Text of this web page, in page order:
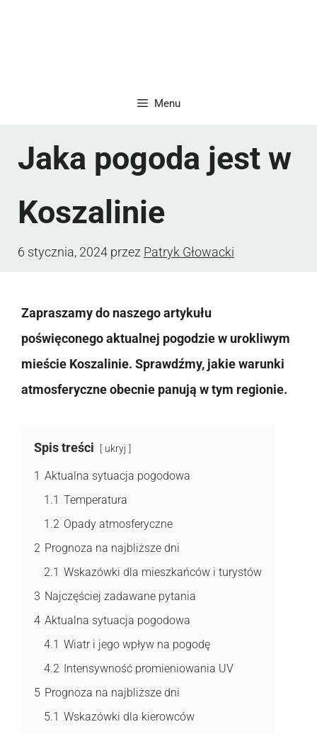
Menu
Jaka pogoda jest w
Koszalinie
6 stycznia, 2024 przez Patryk Głowacki
Zapraszamy do naszego artykułu
poświęconego aktualnej pogodzie w urokliwym
mieście Koszalinie. Sprawdźmy, jakie warunki
atmosferyczne obecnie panują w tym regionie.
Spis treści ukryj
1 Aktualna sytuacja pogodowa
1.1 Temperatura
1.2 Opady atmosferyczne
2 Prognoza na najbliższe dni
2.1 Wskazówki dla mieszkańców i turystów
3 Najczęściej zadawane pytania
4 Aktualna sytuacja pogodowa
4.1 Wiatr i jego wpływ na pogodę
4.2 Intensywność promieniowania UV
5 Prognoza na najbliższe dni
5.1 Wskazówki dla kierowców